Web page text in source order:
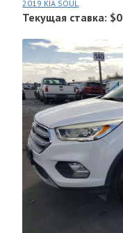
2019 KIA SOUL
Текущая ставка: $0